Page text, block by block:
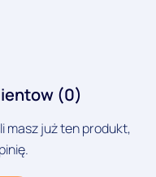
(0)
masz już ten produkt,